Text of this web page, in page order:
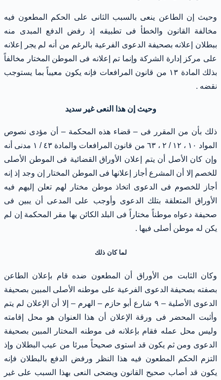
وحيث إن الطاعن ينعى بالسبب الثانى على الحكم المطعون فيه
مخالفة القانون والخطأ فى تطبيقه إذ رفض الدفع المبدى منه
ببطلان إعلانه بصحيفة الدعوى الفرعية بالرغم من أنه لم يجر إعلانه
على مركز إدارة الشركة وإنما تم إعلانه فى الموطن المختار مخالفاً
بذلك المادة ١٣ من قانون المرافعات فإنه يكون معيباً بما يستوجب
نقضه .
وحيث إن هذا النعى غير سديد
ذلك بأن من المقرر فى – قضاء هذه المحكمة – أن مؤدى نصوص
المواد ١٠ ، ١٢ / ٢ ، ٦٣ من قانون المرافعات والمادة ٤٣ / ١ مدنى أنه
وإن كان الأصل أن يتم إعلان الأوراق القضائية فى الموطن الأصلى
للخصم إلا أن المشرع أجاز إعلانها فى الموطن المختار إن وجد إذ إنه
أجاز للخصوم فى الدعوى اتخاذ موطن مختار لهم تعلن إليهم فيه
الأوراق المتعلقة بتلك الدعوى وأوجب على المدعى أن يبين فى
صحيفة دعواه موطناً مختاراً فى البلد الكائن بها مقر المحكمة إن لم
يكن له موطن أصلى فيها .
لما كان ذلك
وكان الثابت من الأوراق أن المطعون ضده قام بإعلان الطاعن
بصفته بصحيفة الدعوى الفرعية على موطنه الأصلى المبين بصحيفة
الدعوى الأصلية – ٩ شارع أبو حازم – الهرم – إلا أن الإعلان لم يتم
وأثبت المحضر فى ورقة الإعلان أن هذا العنوان هو محل إقامته
وليس محل عمله فقام بإعلانه فى موطنه المختار المبين بصحيفة
الدعوى ومن ثم يكون قد استوى صحيحاً مبرئا من عيب البطلان وإذ
التزم الحكم المطعون فيه هذا النظر ورفض الدفع بالبطلان فإنه
يكون قد أصاب صحيح القانون ويضحى النعى بهذا السبب على غير